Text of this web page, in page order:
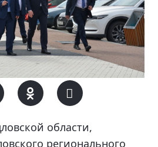
области,
регионального